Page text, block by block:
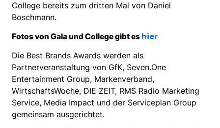
College bereits zum dritten Mal von Daniel
Boschmann.
Fotos von Gala und College gibt es hier
Die Best Brands Awards werden als
Partnerveranstaltung von GfK, Seven.One
Entertainment Group, Markenverband,
WirtschaftsWoche, DIE ZEIT, RMS Radio Marketing
Service, Media Impact und der Serviceplan Group
gemeinsam ausgerichtet.